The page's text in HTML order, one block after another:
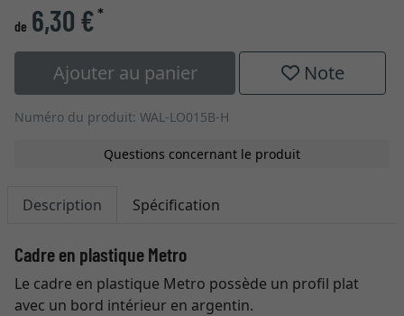
de 6,30 €*
Ajouter au panier Note
Numéro du produit: WAL-LO015B-H
Questions concernant le produit
Description Spécification
Cadre en plastique Metro
Le cadre en plastique Metro possède un profil plat
avec un bord intérieur en argentin.